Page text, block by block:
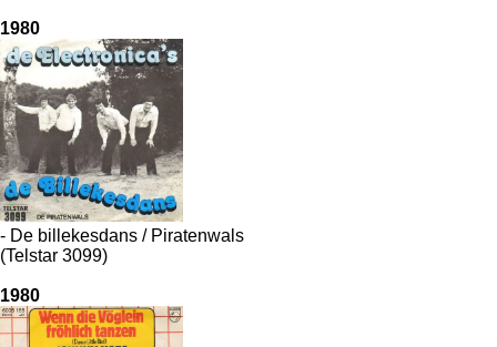
1980
- De billekesdans / Piratenwals
(Telstar 3099)
1980